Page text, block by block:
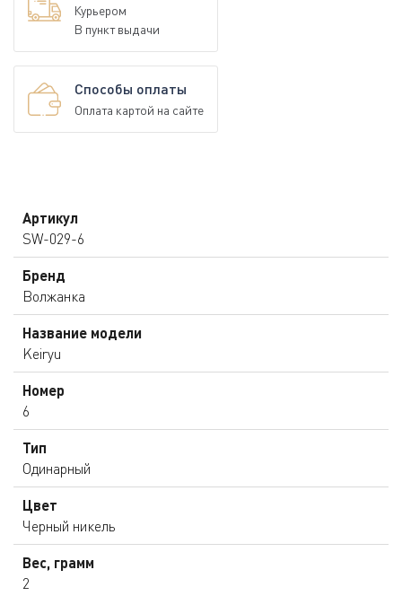
Курьером
В пункт выдачи
Способы оплаты
Оплата картой на сайте
Артикул
SW-029-6
Бренд
Волжанка
Название модели
Keiryu
Номер
6
Тип
Одинарный
Цвет
Черный никель
Вес, грамм
2